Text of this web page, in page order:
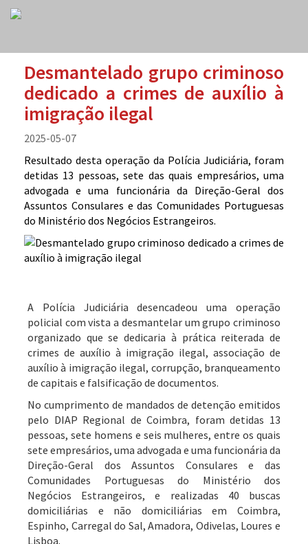
Desmantelado grupo criminoso
dedicado a crimes de auxílio à
imigração ilegal
2025-05-07
Resultado desta operação da Polícia Judiciária, foram
detidas 13 pessoas, sete das quais empresários, uma
advogada e uma funcionária da Direção-Geral dos
Assuntos Consulares e das Comunidades Portuguesas
do Ministério dos Negócios Estrangeiros.
A Polícia Judiciária desencadeou uma operação
policial com vista a desmantelar um grupo criminoso
organizado que se dedicaria à prática reiterada de
crimes de auxílio à imigração ilegal, associação de
auxílio à imigração ilegal, corrupção, branqueamento
de capitais e falsificação de documentos.
No cumprimento de mandados de detenção emitidos
pelo DIAP Regional de Coimbra, foram detidas 13
pessoas, sete homens e seis mulheres, entre os quais
sete empresários, uma advogada e uma funcionária da
Direção-Geral dos Assuntos Consulares e das
Comunidades Portuguesas do Ministério dos
Negócios Estrangeiros, e realizadas 40 buscas
domiciliárias e não domiciliárias em Coimbra,
Espinho, Carregal do Sal, Amadora, Odivelas, Loures e
Lisboa.